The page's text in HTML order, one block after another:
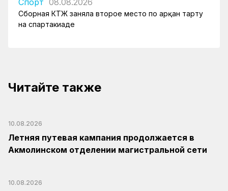
Спорт 08.08.2026
Сборная КТЖ заняла второе место по арқан тарту
на спартакиаде
Читайте также
10.08.2026
Летняя путевая кампания продолжается в
Акмолинском отделении магистральной сети
10.08.2026